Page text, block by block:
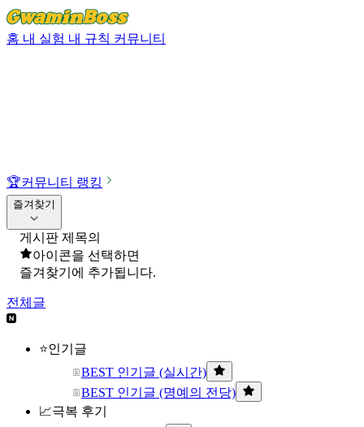
홈 내 실험 내 규칙 커뮤니티
🏆커뮤니티 랭킹
즐겨찾기
게시판 제목의
아이콘을 선택하면
즐겨찾기에 추가됩니다.
전체글
⭐인기글
BEST 인기글 (실시간)
BEST 인기글 (명예의 전당)
📈극복 후기